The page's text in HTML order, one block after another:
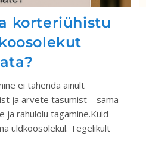
korteriühistu
ei tähenda ainult
ja arvete tasumist – sama
ja rahulolu tagamine.Kuid
üldkoosolekul. Tegelikult